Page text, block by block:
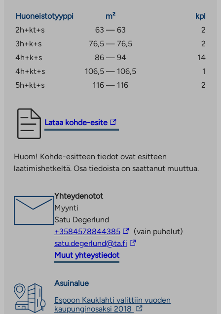
keskukseen on vajaan viiden kilometrin matka.
Kauklahti sijaitsee Espoon länsiosassa, Kehä III:n
varrella. Hansavalkaman alueelta on Kauklahden juna-
asemalle noin kilometrin kävelymatka. Juna-asemalta
pääsee Helsingin keskustaan mukavasti noin puolessa
tunnissa. Alueelta on myös bussiyhteyksiä eri puolille
Ulkoilureitit kauniissa metsämaisemissa kutsuvat
ulkoilemaan. Lähellä on myös monipuolisia
urheilukenttiä, jalkapallohalli, kuntosali sekä
seuratoimintaa nuorille. Kauklahti on yksi Espoon
Espoon kartano ja Espoon kartanon sillat ovat
tunnettuja nähtävyyksiä ja muistuttavat alueen
Huoneistotyyppi m²
kpl
2h+kt+s
63 — 63
2
3h+k+s
76,5 — 76,5
2
4h+k+s
86 — 94
14
4h+kt+s
106,5 — 106,5
1
5h+kt+s
116 — 116 2
Lataa kohde-esite
Linkki
vie
palveluun.
Linkki
uuteen
välilehteen
Huom! Kohde-esitteen tiedot ovat esitteen
laatimishetkeltä. Osa tiedoista on saattanut muuttua.
Yhteydenotot
Myynti
Satu Degerlund
+3584578844385Linkki
vie
(vain puhelut)
satu.degerlund@ta.fi Linkki
Muut yhteystiedot
Asuinalue
Espoon Kauklahti valittiin vuoden
kaupunginosaksi 2018 Linkki